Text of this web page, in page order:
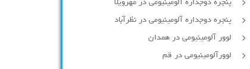
پنجره دوجداره آلومینیومی در مهرویلا
پنجره دوجداره آلومینیومی در نظرآباد
لوور آلومینیومی در همدان
لوورآلومینیومی در قم